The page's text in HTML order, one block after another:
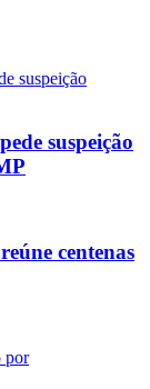
suspeição
centenas